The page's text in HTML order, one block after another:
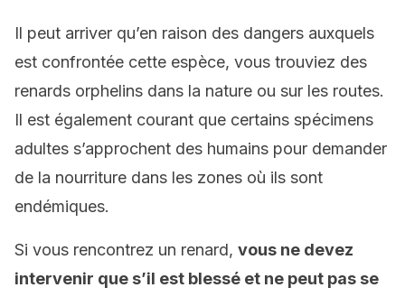
Il peut arriver qu’en raison des dangers auxquels
est confrontée cette espèce, vous trouviez des
renards orphelins dans la nature ou sur les routes.
Il est également courant que certains spécimens
adultes s’approchent des humains pour demander
de la nourriture dans les zones où ils sont
endémiques.
Si vous rencontrez un renard, vous ne devez
intervenir que s’il est blessé et ne peut pas se